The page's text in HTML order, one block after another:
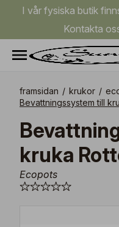
I vår fysiska butik
Kontakta
framsidan / krukor /
Bevattningssystem till
Bevattningssystem till
kruka
Ecopots